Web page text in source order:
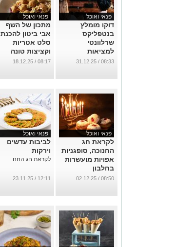
פנאי ואוכל
דוקו מומלץ
בנטפליקס
שרלוונטי
למציאות
הישראלית. קבלו
כיסוי וגילוי
08:33 / 31.12.25
פנאי ואוכל
מתכון של השף
אבי ביטון להכנת
סלט אטריות
וקציצות טונה
...
08:17 / 18.12.25
פנאי ואוכל
לקראת חג
החנוכה, סופגניות
אפויות מועשרות
בחלבון
...
08:50 / 02.12.25
פנאי ואוכל
לביבות עדשים
וירקות
לקראת חג החנו...
12:11 / 23.11.25